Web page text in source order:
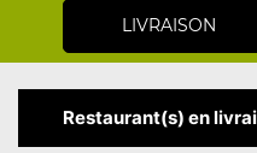
LIVRAISON
Restaurant(s) en